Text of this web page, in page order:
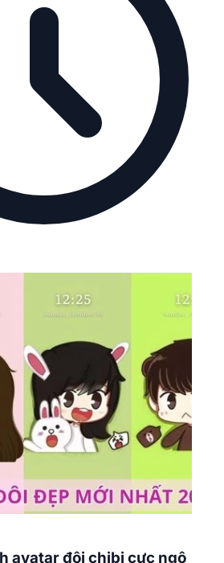
avatar đôi chibi cực ngộ